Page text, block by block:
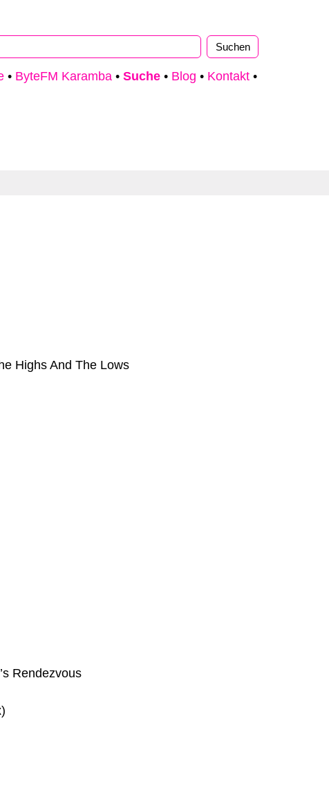
• ByteFM Karamba • Suche • Blog • Kontakt •
Highs And The Lows
Rendezvous